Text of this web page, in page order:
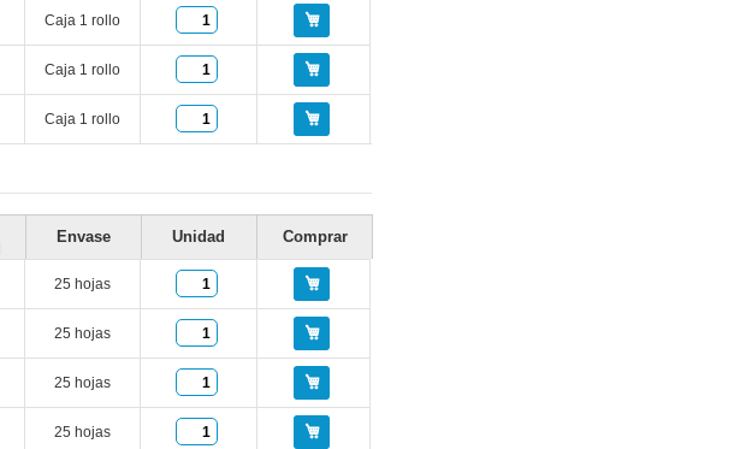
Caja 1 rollo
Caja 1 rollo
Caja 1 rollo
Envase Unidad Comprar
25 hojas
25 hojas
25 hojas
25 hojas